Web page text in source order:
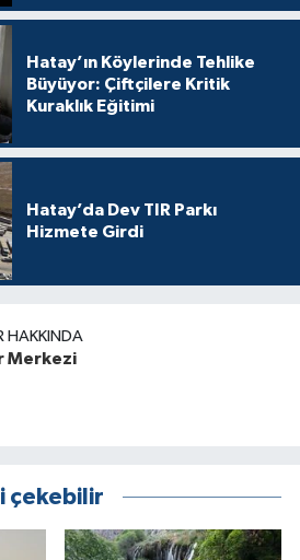
Hatay’ın Köylerinde Tehlike
Büyüyor: Çiftçilere Kritik
Kuraklık Eğitimi
Hatay’da Dev TIR Parkı
Hizmete Girdi
HAKKINDA
Merkezi
çekebilir